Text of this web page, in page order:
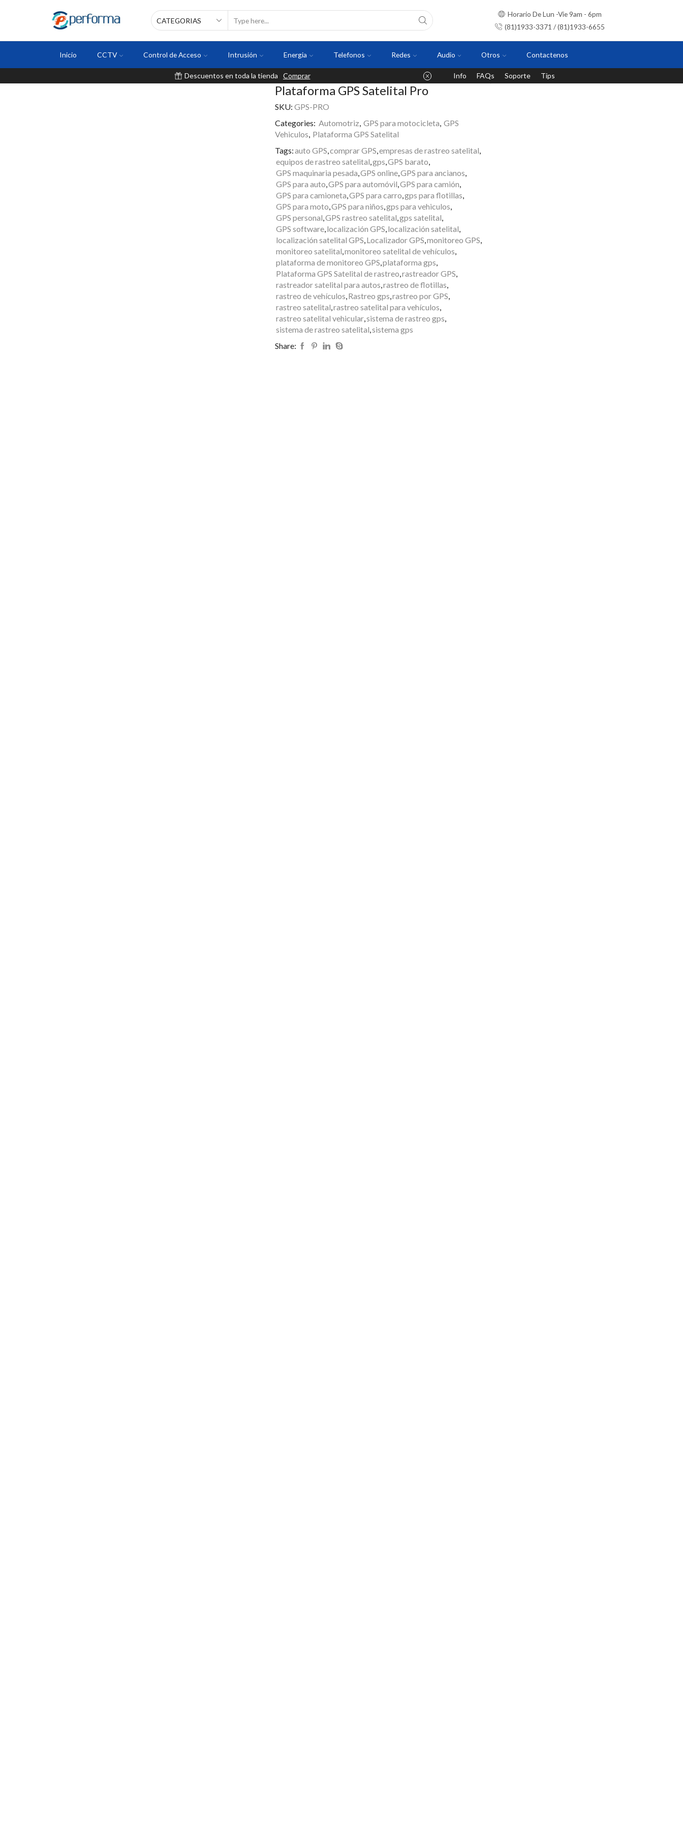
Horario De Lun -Vie 9am - 6pm
(81)1933-3371 / (81)1933-6655
Inicio CCTV Control de Acceso Intrusión Energia Telefonos Redes Audio Otros Contactenos
Descuentos en toda la tienda Comprar Info FAQs Soporte Tips
Plataforma GPS Satelital Pro
SKU: GPS-PRO
Categories: Automotriz, GPS para motocicleta, GPS
Vehiculos, Plataforma GPS Satelital
Tags:auto GPS,comprar GPS,empresas de rastreo satelital,
equipos de rastreo satelital,gps,GPS barato,
GPS maquinaria pesada,GPS online,GPS para ancianos,
GPS para auto,GPS para automóvil,GPS para camión,
GPS para camioneta,GPS para carro,gps para flotillas,
GPS para moto,GPS para niños,gps para vehiculos,
GPS personal,GPS rastreo satelital,gps satelital,
GPS software,localización GPS,localización satelital,
localización satelital GPS,Localizador GPS,monitoreo GPS,
monitoreo satelital,monitoreo satelital de vehículos,
plataforma de monitoreo GPS,plataforma gps,
Plataforma GPS Satelital de rastreo,rastreador GPS,
rastreador satelital para autos,rastreo de flotillas,
rastreo de vehículos,Rastreo gps,rastreo por GPS,
rastreo satelital,rastreo satelital para vehículos,
rastreo satelital vehicular,sistema de rastreo gps,
sistema de rastreo satelital,sistema gps
Share: